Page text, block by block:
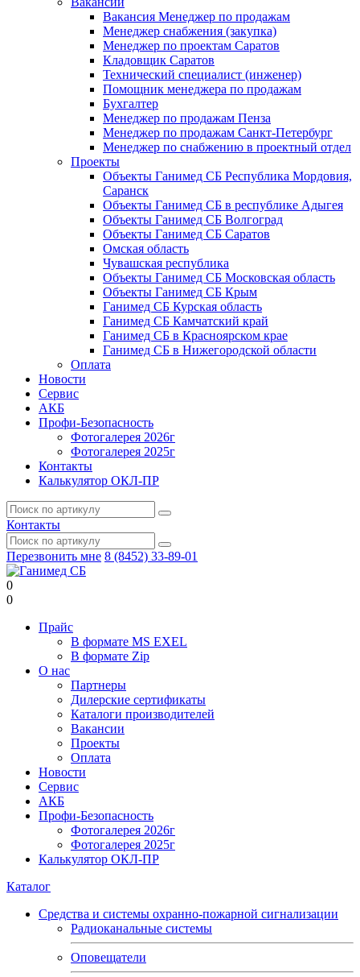
Вакансия Менеджер по продажам
Менеджер снабжения (закупка)
Менеджер по проектам Саратов
Кладовщик Саратов
Технический специалист (инженер)
Помощник менеджера по продажам
Бухгалтер
Менеджер по продажам Пенза
Менеджер по продажам Санкт-Петербург
Менеджер по снабжению в проектный отдел
Проекты
Объекты Ганимед СБ Республика Мордовия,
Саранск
Объекты Ганимед СБ в республике Адыгея
Объекты Ганимед СБ Волгоград
Объекты Ганимед СБ Саратов
Омская область
Чувашская республика
Объекты Ганимед СБ Московская область
Объекты Ганимед СБ Крым
Ганимед СБ Курская область
Ганимед СБ Камчатский край
Ганимед СБ в Красноярском крае
Ганимед СБ в Нижегородской области
Оплата
Новости
Сервис
АКБ
Профи-Безопасность
Фотогалерея 2026г
Фотогалерея 2025г
Контакты
Калькулятор ОКЛ-ПР
Контакты
Перезвонить мне 8 (8452) 33-89-01
0
0
Прайс
В формате MS EXEL
В формате Zip
О нас
Партнеры
Дилерские сертификаты
Каталоги производителей
Вакансии
Проекты
Оплата
Новости
Сервис
АКБ
Профи-Безопасность
Фотогалерея 2026г
Фотогалерея 2025г
Калькулятор ОКЛ-ПР
Каталог
Средства и системы охранно-пожарной сигнализации
Радиоканальные системы
Оповещатели